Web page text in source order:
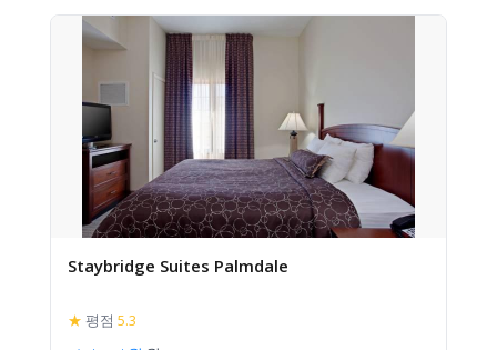
Staybridge Suites Palmdale
★ 평점 5.3